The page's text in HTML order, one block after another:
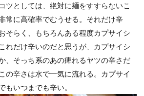
ツとしては、絶対に麺をすすらないこ
常に高確率でむうせる。それだけ辛
そらく、もちろんある程度カプサイシ
れだけ辛いのだと思うが、カプサイシ
、そっち系のあの痺れるヤツの辛さだ
の辛さは水で一気に流れる。カプサイ
もいつまでも辛い。